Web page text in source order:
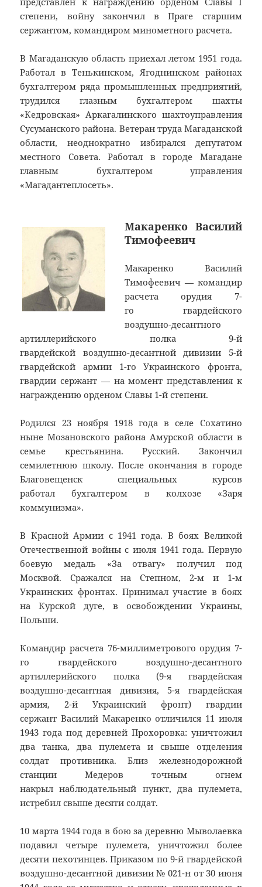
степени, войну закончил в Праге старшим
сержантом, командиром минометного расчета.
В Магаданскую область приехал летом 1951 года.
Работал в Тенькинском, Ягоднинском районах
бухгалтером ряда промышленных предприятий,
трудился глазным бухгалтером шахты
«Кедровская» Аркагалинского шахтоуправления
Сусуманского района. Ветеран труда Магаданской
области, неоднократно избирался депутатом
местного Совета. Работал в городе Магадане
главным бухгалтером управления
«Магадантеплосеть».
Макаренко Василий
Тимофеевич
Макаренко Василий
Тимофеевич — командир
расчета орудия 7-
го гвардейского
воздушно-десантного
артиллерийского полка 9-й
гвардейской воздушно-десантной дивизии 5-й
гвардейской армии 1-го Украинского фронта,
гвардии сержант — на момент представления к
награждению орденом Славы 1-й степени.
Родился 23 ноября 1918 года в селе Сохатино
ныне Мозановского района Амурской области в
семье крестьянина. Русский. Закончил
семилетнюю школу. После окончания в городе
Благовещенск специальных курсов
работал бухгалтером в колхозе «Заря
коммунизма».
В Красной Армии с 1941 года. В боях Великой
Отечественной войны с июля 1941 года. Первую
боевую медаль «За отвагу» получил под
Москвой. Сражался на Степном, 2-м и 1-м
Украинских фронтах. Принимал участие в боях
на Курской дуге, в освобождении Украины,
Польши.
Командир расчета 76-миллиметрового орудия 7-
го гвардейского воздушно-десантного
артиллерийского полка (9-я гвардейская
воздушно-десантная дивизия, 5-я гвардейская
армия, 2-й Украинский фронт) гвардии
сержант Василий Макаренко отличился 11 июля
1943 года под деревней Прохоровка: уничтожил
два танка, два пулемета и свыше отделения
солдат противника. Близ железнодорожной
станции Медеров точным огнем
накрыл наблюдательный пункт, два пулемета,
истребил свыше десяти солдат.
10 марта 1944 года в бою за деревню Мыволаевка
подавил четыре пулемета, уничтожил более
десяти пехотинцев. Приказом по 9-й гвардейской
воздушно-десантной дивизии № 021-н от 30 июня